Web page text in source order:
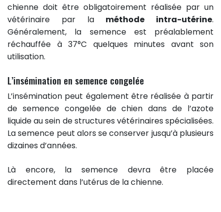
chienne doit être obligatoirement réalisée par un
vétérinaire par la méthode intra-utérine.
Généralement, la semence est préalablement
réchauffée à 37°C quelques minutes avant son
utilisation.
L’insémination en semence congelée
L’insémination peut également être réalisée à partir
de semence congelée de chien dans de l’azote
liquide au sein de structures vétérinaires spécialisées.
La semence peut alors se conserver jusqu’à plusieurs
dizaines d’années.
Là encore, la semence devra être placée
directement dans l’utérus de la chienne.